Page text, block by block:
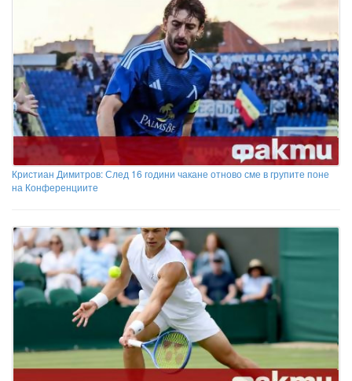
Кристиан Димитров: След 16 години чакане отново сме в групите поне
на Конференциите